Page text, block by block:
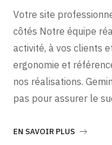
Votre site
côtés Notre équipe
activité, à vos clients
ergonomie et
nos réalisations.
pas pour assurer le
EN SAVOIR PLUS